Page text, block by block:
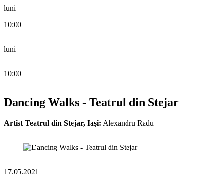
luni
10:00
luni
10:00
Dancing Walks - Teatrul din Stejar
Artist Teatrul din Stejar, Iași: Alexandru Radu
17.05.2021